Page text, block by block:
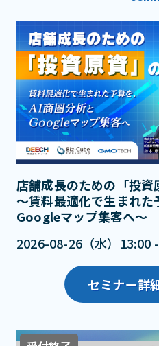
店舗成長のための「投
～賃料最適化で生まれた
Googleマップ集客へ～
2026-08-26（水）13:00
セミナー詳